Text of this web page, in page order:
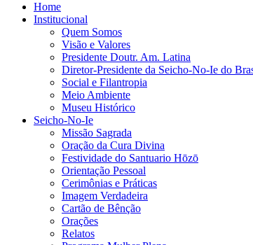
Home
Institucional
Quem Somos
Visão e Valores
Presidente Doutr. Am. Latina
Diretor-Presidente da Seicho-No-Ie do
Social e Filantropia
Meio Ambiente
Museu Histórico
Seicho-No-Ie
Missão Sagrada
Oração da Cura Divina
Festividade do Santuario Hōzō
Orientação Pessoal
Cerimônias e Práticas
Imagem Verdadeira
Cartão de Bênção
Orações
Relatos